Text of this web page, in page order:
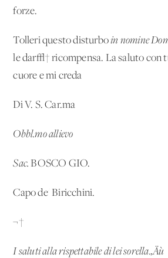
forze.
Tolleri questo disturboin nomine
le dar√† ricompensa. La saluto con
cuore e mi creda
Di V. S. Car.ma
Obbl.mo allievo
Sac.BOSCO GIO.
Capo de' Biricchini.
¬†
I saluti alla rispettabile di lei sorella.‚Äù